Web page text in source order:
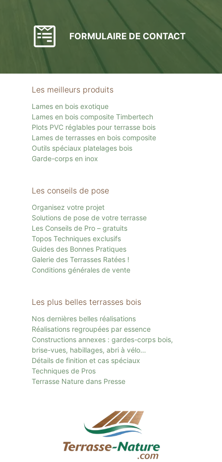
FORMULAIRE DE CONTACT
Les meilleurs produits
Lames en bois exotique
Lames en bois composite Timbertech
Plots PVC réglables pour terrasse bois
Lames de terrasses en bois composite
Outils spéciaux platelages bois
Garde-corps en inox
Les conseils de pose
Organisez votre projet
Solutions de pose de votre terrasse
Les Conseils de Pro – gratuits
Topos Techniques exclusifs
Guides des Bonnes Pratiques
Galerie des Terrasses Ratées !
Conditions générales de vente
Les plus belles terrasses bois
Nos dernières belles réalisations
Réalisations regroupées par essence
Constructions annexes : gardes-corps bois,
brise-vues, habillages, abri à vélo…
Détails de finition et cas spéciaux
Techniques de Pros
Terrasse Nature dans Presse